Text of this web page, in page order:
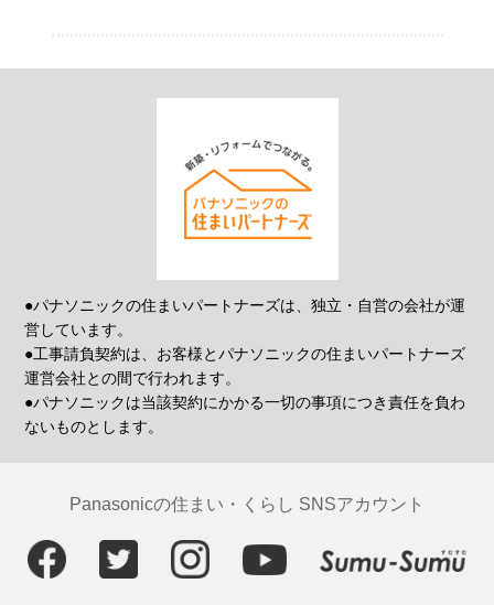
●パナソニックの住まいパートナーズは、独立・自営の会社が運
営しています。
●工事請負契約は、お客様とパナソニックの住まいパートナーズ
運営会社との間で行われます。
●パナソニックは当該契約にかかる一切の事項につき責任を負わ
ないものとします。
Panasonicの住まい・くらし SNSアカウント